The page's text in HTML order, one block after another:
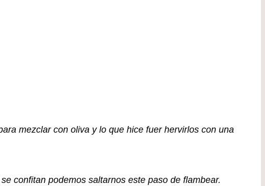
mezclar con oliva y lo que hice fuer hervirlos con una
confitan podemos saltarnos este paso de flambear.